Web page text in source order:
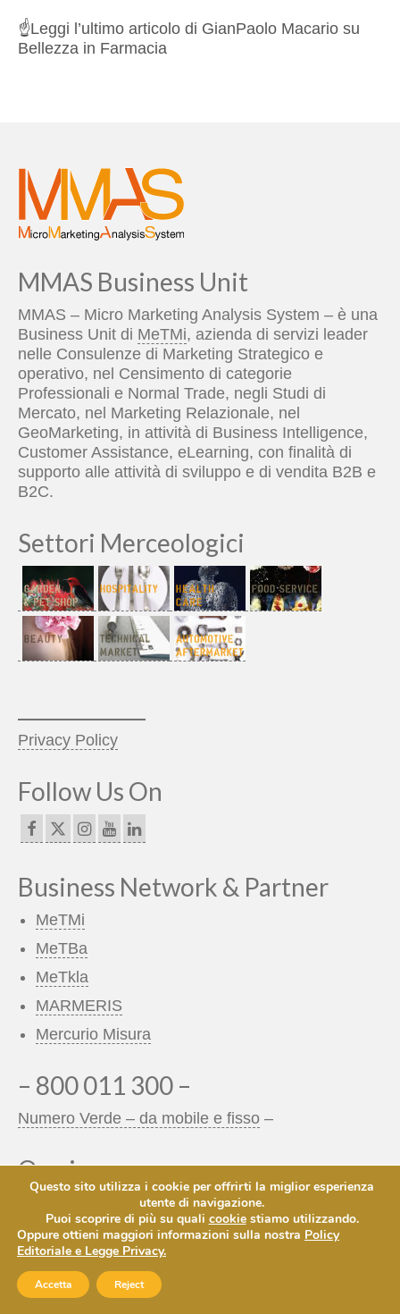
☝️Leggi l’ultimo articolo di GianPaolo Macario su
Bellezza in Farmacia
MMAS Business Unit
MMAS – Micro Marketing Analysis System – è una
Business Unit di MeTMi, azienda di servizi leader
nelle Consulenze di Marketing Strategico e
operativo, nel Censimento di categorie
Professionali e Normal Trade, negli Studi di
Mercato, nel Marketing Relazionale, nel
GeoMarketing, in attività di Business Intelligence,
Customer Assistance, eLearning, con finalità di
supporto alle attività di sviluppo e di vendita B2B e
B2C.
Settori Merceologici
Privacy Policy
Follow Us On
Business Network & Partner
MeTMi
MeTBa
MeTkla
MARMERIS
Mercurio Misura
– 800 011 300 –
Numero Verde – da mobile e fisso –
Orari:
Lun-Ven: 09:00-18:00
Numero Verde:
Lun-Ven: 08:30-20:30
Sab: 09:00 -13:00 :: 14:00-18:00
Questo sito utilizza i cookie per offrirti la miglior esperienza
utente di navigazione.
Puoi scoprire di più su quali cookiestiamo utilizzando.
Oppure ottieni maggiori informazioni sulla nostra Policy
Editoriale e Legge Privacy.
Accetta Reject